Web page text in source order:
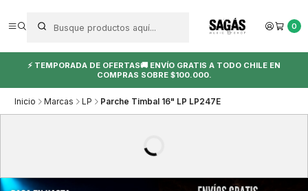
0
⚡ TEMPORADA DE OFERTAS🚚 ENVÍO GRATIS A TODO CHILE EN
COMPRAS SOBRE $100.000.
Inicio Marcas LP Parche Timbal 16" LP LP247E